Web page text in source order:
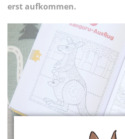
erst aufkommen.